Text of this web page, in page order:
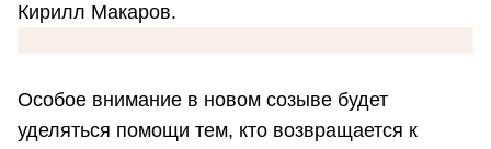
Кирилл Макаров.
Особое внимание в новом созыве будет
уделяться помощи тем, кто возвращается к